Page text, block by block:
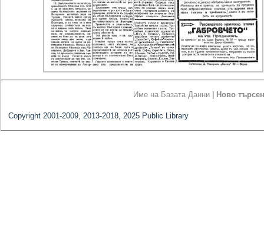
Име на Базата Данни Ново
Copyright 2001-2009, 2013-2018, 2025 Public Library